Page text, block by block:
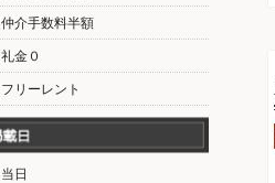
仲介手数料半額
礼金０
フリーレント
当日